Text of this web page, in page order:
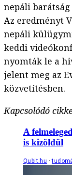
nepáli
Az eredményt
nepáli
keddi
nyomták le a
jelent meg az
közvetítésben.
Kapcsolódó
A
is kizöldül
Qubit.hu